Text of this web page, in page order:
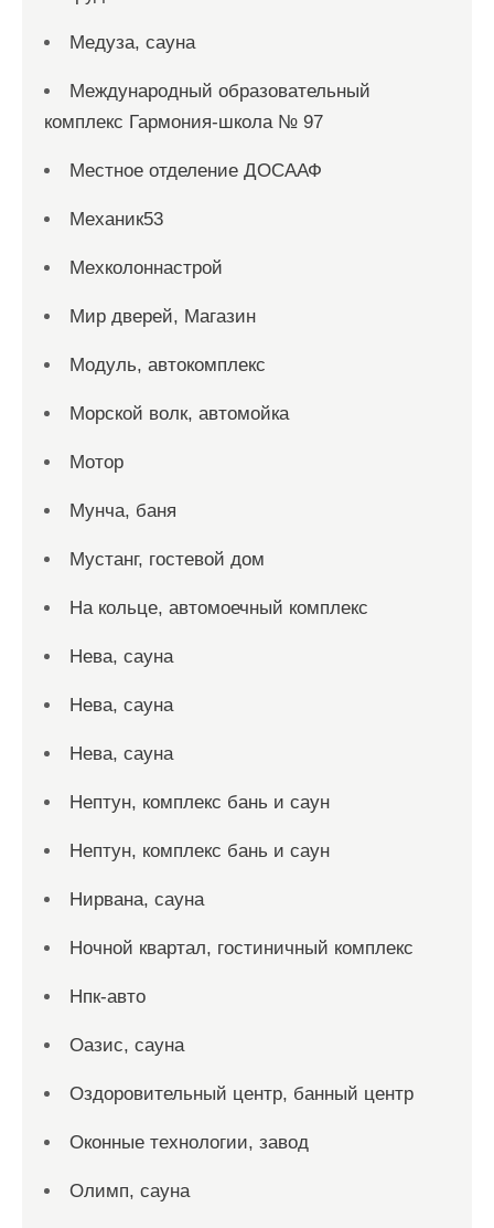
Медуза, сауна
Международный образовательный
комплекс Гармония-школа № 97
Местное отделение ДОСААФ
Механик53
Мехколоннастрой
Мир дверей, Магазин
Модуль, автокомплекс
Морской волк, автомойка
Мотор
Мунча, баня
Мустанг, гостевой дом
На кольце, автомоечный комплекс
Нева, сауна
Нева, сауна
Нева, сауна
Нептун, комплекс бань и саун
Нептун, комплекс бань и саун
Нирвана, сауна
Ночной квартал, гостиничный комплекс
Нпк-авто
Оазис, сауна
Оздоровительный центр, банный центр
Оконные технологии, завод
Олимп, сауна